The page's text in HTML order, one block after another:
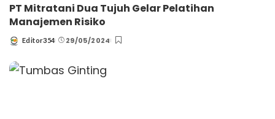
PT Mitratani Dua Tujuh Gelar Pelatihan
Manajemen Risiko
Posted
Editor354 29/05/2024